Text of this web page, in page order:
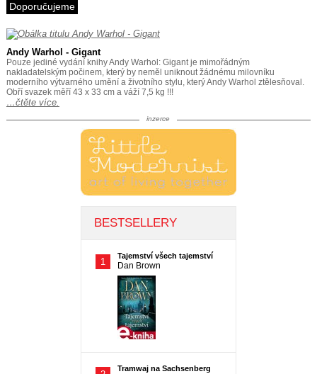
Doporučujeme
Andy Warhol - Gigant
Pouze jediné vydání knihy Andy Warhol: Gigant je mimořádným
nakladatelským počinem, který by neměl uniknout žádnému milovníku
moderního výtvarného umění a životního stylu, který Andy Warhol ztělesňoval.
Obří svazek měří 43 x 33 cm a váží 7,5 kg !!!
…čtěte více.
inzerce